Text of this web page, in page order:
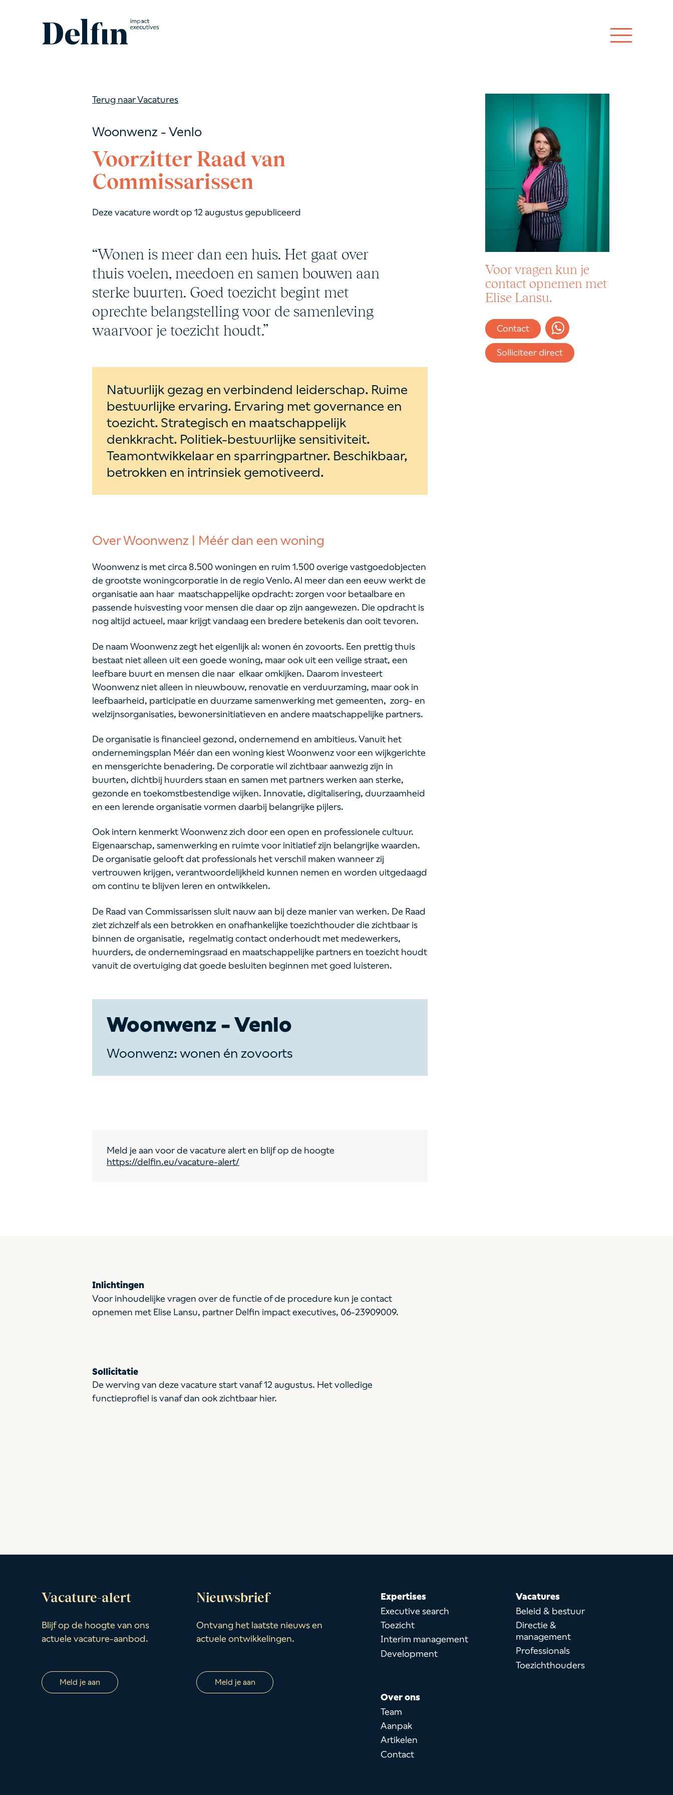
Terug naar Vacatures
Woonwenz - Venlo
Voorzitter Raad van
Commissarissen
Deze vacature wordt op 12 augustus gepubliceerd
“Wonen is meer dan een huis. Het gaat over
thuis voelen, meedoen en samen bouwen aan
sterke buurten. Goed toezicht begint met
oprechte belangstelling voor de samenleving
waarvoor je toezicht houdt.”
Natuurlijk gezag en verbindend leiderschap. Ruime
bestuurlijke ervaring. Ervaring met governance en
toezicht. Strategisch en maatschappelijk
denkkracht. Politiek-bestuurlijke sensitiviteit.
Teamontwikkelaar en sparringpartner. Beschikbaar,
betrokken en intrinsiek gemotiveerd.
Over Woonwenz | Méér dan een woning
Woonwenz is met circa 8.500 woningen en ruim 1.500 overige vastgoedobjecten
de grootste woningcorporatie in de regio Venlo. Al meer dan een eeuw werkt de
organisatie aan haar maatschappelijke opdracht: zorgen voor betaalbare en
passende huisvesting voor mensen die daar op zijn aangewezen. Die opdracht is
nog altijd actueel, maar krijgt vandaag een bredere betekenis dan ooit tevoren.
De naam Woonwenz zegt het eigenlijk al: wonen én zovoorts. Een prettig thuis
bestaat niet alleen uit een goede woning, maar ook uit een veilige straat, een
leefbare buurt en mensen die naar elkaar omkijken. Daarom investeert
Woonwenz niet alleen in nieuwbouw, renovatie en verduurzaming, maar ook in
leefbaarheid, participatie en duurzame samenwerking met gemeenten, zorg- en
welzijnsorganisaties, bewonersinitiatieven en andere maatschappelijke partners.
De organisatie is financieel gezond, ondernemend en ambitieus. Vanuit het
ondernemingsplan Méér dan een woning kiest Woonwenz voor een wijkgerichte
en mensgerichte benadering. De corporatie wil zichtbaar aanwezig zijn in
buurten, dichtbij huurders staan en samen met partners werken aan sterke,
gezonde en toekomstbestendige wijken. Innovatie, digitalisering, duurzaamheid
en een lerende organisatie vormen daarbij belangrijke pijlers.
Ook intern kenmerkt Woonwenz zich door een open en professionele cultuur.
Eigenaarschap, samenwerking en ruimte voor initiatief zijn belangrijke waarden.
De organisatie gelooft dat professionals het verschil maken wanneer zij
vertrouwen krijgen, verantwoordelijkheid kunnen nemen en worden uitgedaagd
om continu te blijven leren en ontwikkelen.
De Raad van Commissarissen sluit nauw aan bij deze manier van werken. De Raad
ziet zichzelf als een betrokken en onafhankelijke toezichthouder die zichtbaar is
binnen de organisatie, regelmatig contact onderhoudt met medewerkers,
huurders, de ondernemingsraad en maatschappelijke partners en toezicht houdt
vanuit de overtuiging dat goede besluiten beginnen met goed luisteren.
Woonwenz - Venlo
Woonwenz: wonen én zovoorts
Meld je aan voor de vacature alert en blijf op de hoogte
https://delfin.eu/vacature-alert/
Inlichtingen
Voor inhoudelijke vragen over de functie of de procedure kun je contact
opnemen met Elise Lansu, partner Delfin impact executives, 06-23909009.
Sollicitatie
De werving van deze vacature start vanaf 12 augustus. Het volledige
functieprofiel is vanaf dan ook zichtbaar hier.
Voor vragen kun je
contact opnemen met
Elise Lansu.
Contact
Solliciteer direct
Vacature-alert
Blijf op de hoogte van ons
actuele vacature-aanbod.
Meld je aan
Nieuwsbrief
Ontvang het laatste nieuws en
actuele ontwikkelingen.
Meld je aan
Expertises
Executive search
Toezicht
Interim management
Development
Vacatures
Beleid & bestuur
Directie &
management
Professionals
Toezichthouders
Over ons
Team
Aanpak
Artikelen
Contact